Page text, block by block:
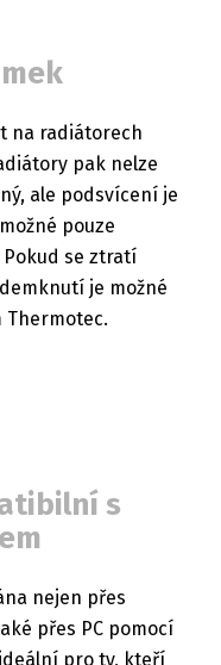
na radiátorech
pak nelze
ale podsvícení je
pouze
se ztratí
je možné
s
nejen přes
přes PC pomocí
pro ty, kteří